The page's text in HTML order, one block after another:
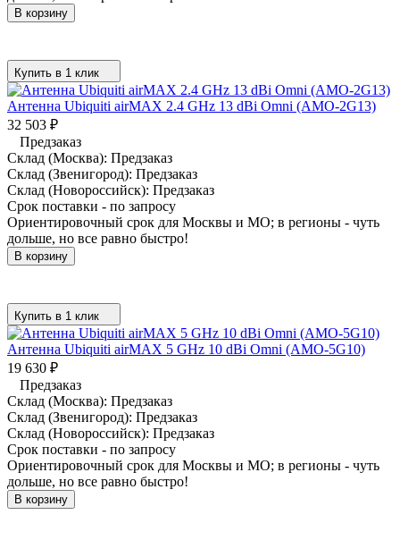
В корзину
Купить в 1 клик
Антенна Ubiquiti airMAX 2.4 GHz 13 dBi Omni (AMO-2G13)
32 503 ₽
Предзаказ
Склад (Москва): Предзаказ
Склад (Звенигород): Предзаказ
Склад (Новороссийск): Предзаказ
Срок поставки - по запросу
Ориентировочный срок для Москвы и МО; в регионы - чуть
дольше, но все равно быстро!
В корзину
Купить в 1 клик
Антенна Ubiquiti airMAX 5 GHz 10 dBi Omni (AMO-5G10)
19 630 ₽
Предзаказ
Склад (Москва): Предзаказ
Склад (Звенигород): Предзаказ
Склад (Новороссийск): Предзаказ
Срок поставки - по запросу
Ориентировочный срок для Москвы и МО; в регионы - чуть
дольше, но все равно быстро!
В корзину